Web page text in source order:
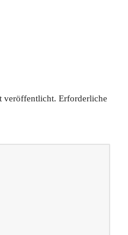
veröffentlicht. Erforderliche